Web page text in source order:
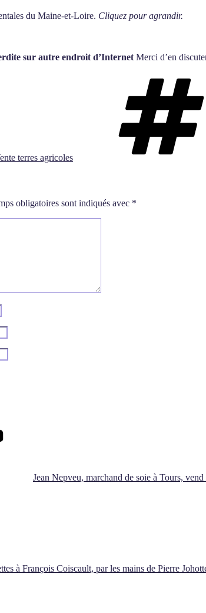
du Maine-et-Loire. Cliquez pour agrandir.
sur autre endroit d’Internet Merci d’en
terres agricoles
obligatoires sont indiqués avec *
Jean Nepveu, marchand de soie à Tours,
à François Coiscault, par les mains de Pierre